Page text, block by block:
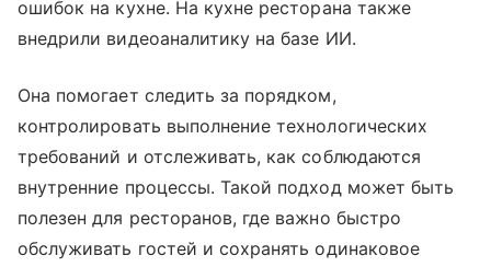
ошибок на кухне. На кухне ресторана также
внедрили видеоаналитику на базе ИИ.
Она помогает следить за порядком,
контролировать выполнение технологических
требований и отслеживать, как соблюдаются
внутренние процессы. Такой подход может быть
полезен для ресторанов, где важно быстро
обслуживать гостей и сохранять одинаковое